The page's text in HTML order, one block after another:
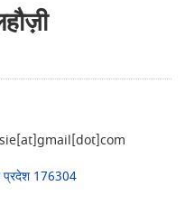
प्रदेश 176304